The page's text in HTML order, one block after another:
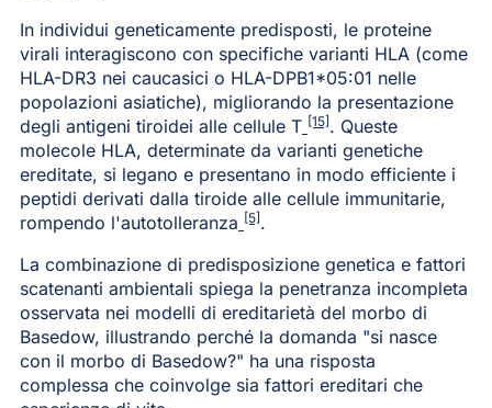
In individui geneticamente predisposti, le proteine
virali interagiscono con specifiche varianti HLA (come
HLA-DR3 nei caucasici o HLA-DPB1*05:01 nelle
popolazioni asiatiche), migliorando la presentazione
degli antigeni tiroidei alle cellule T [15] . Queste
molecole HLA, determinate da varianti genetiche
ereditate, si legano e presentano in modo efficiente i
peptidi derivati dalla tiroide alle cellule immunitarie,
rompendo l'autotolleranza [5] .
La combinazione di predisposizione genetica e fattori
scatenanti ambientali spiega la penetranza incompleta
osservata nei modelli di ereditarietà del morbo di
Basedow, illustrando perché la domanda "si nasce
con il morbo di Basedow?" ha una risposta
complessa che coinvolge sia fattori ereditari che